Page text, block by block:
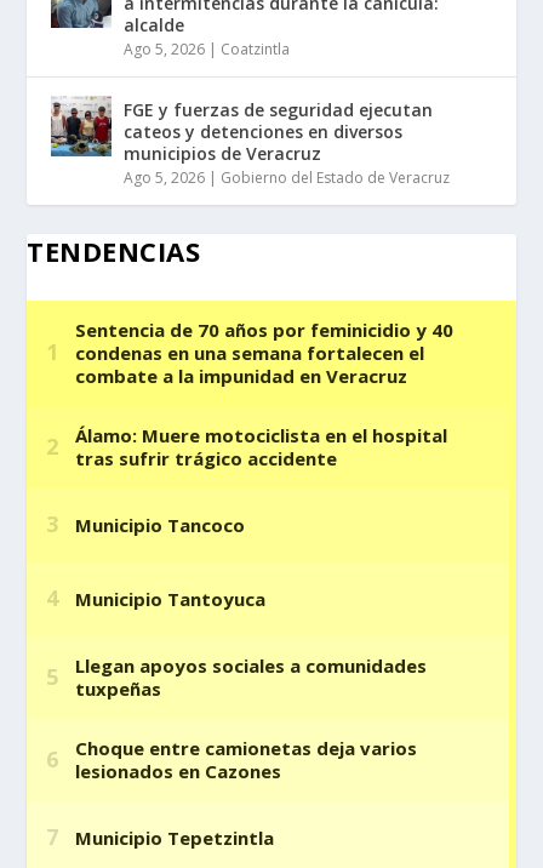
alcalde
Ago 5, 2026 | Coatzintla
FGE y fuerzas de seguridad ejecutan
cateos y detenciones en diversos
municipios de Veracruz
Ago 5, 2026 | Gobierno del Estado de Veracruz
TENDENCIAS